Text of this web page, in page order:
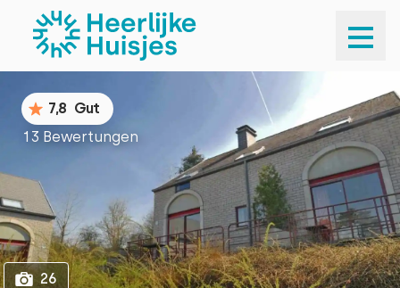
1
7,8 Gut
13 Bewertungen
26